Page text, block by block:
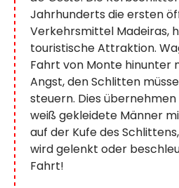
Jahrhunderts die ersten
Verkehrsmittel Madeiras,
touristische Attraktion.
Fahrt von Monte hinunter
Angst, den Schlitten
steuern. Dies
weiß gekleidete Männer
auf der Kufe des
wird gelenkt oder
Fahrt!